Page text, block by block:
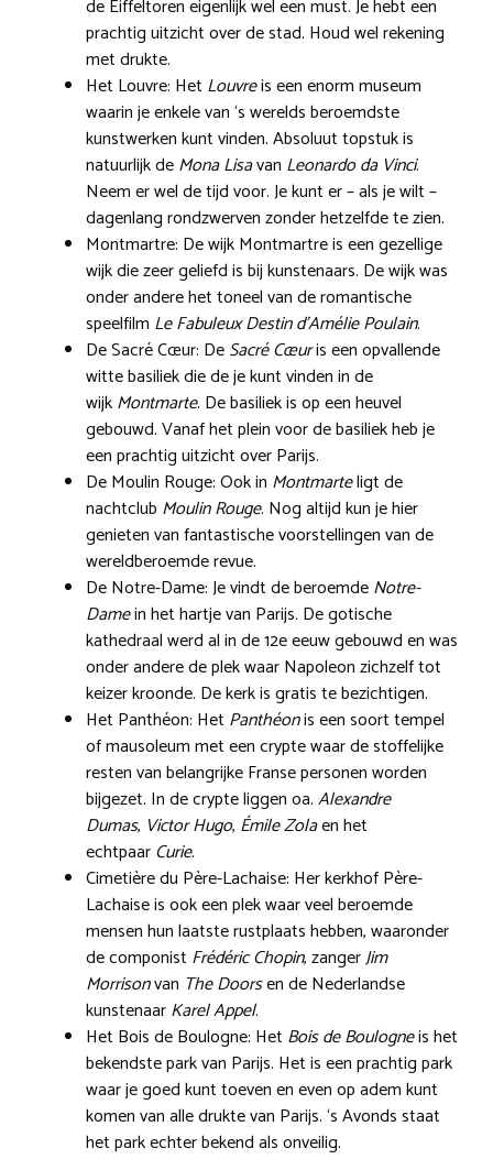
de Eiffeltoren eigenlijk wel een must. Je hebt een
prachtig uitzicht over de stad. Houd wel rekening
met drukte.
Het Louvre: Het Louvreis een enorm museum
waarin je enkele van ‘s werelds beroemdste
kunstwerken kunt vinden. Absoluut topstuk is
natuurlijk deMona Lisavan Leonardo da Vinci.
Neem er wel de tijd voor. Je kunt er – als je wilt –
dagenlang rondzwerven zonder hetzelfde te zien.
Montmartre: De wijk Montmartre is een gezellige
wijk die zeer geliefd is bij kunstenaars. De wijk was
onder andere het toneel van de romantische
speelfilm Le Fabuleux Destin d’Amélie Poulain.
De Sacré Cœur: DeSacré Cœuris een opvallende
witte basiliek die de je kunt vinden in de
wijkMontmarte. De basiliek is op een heuvel
gebouwd. Vanaf het plein voor de basiliek heb je
een prachtig uitzicht over Parijs.
De Moulin Rouge: Ook in Montmarteligt de
nachtclub Moulin Rouge. Nog altijd kun je hier
genieten van fantastische voorstellingen van de
wereldberoemde revue.
De Notre-Dame: Je vindt de beroemdeNotre-
Damein het hartje van Parijs. De gotische
kathedraal werd al in de 12e eeuw gebouwd en was
onder andere de plek waar Napoleon zichzelf tot
keizer kroonde. De kerk is gratis te bezichtigen.
Het Panthéon: Het Panthéonis een soort tempel
of mausoleum met een crypte waar de stoffelijke
resten van belangrijke Franse personen worden
bijgezet. In de crypte liggen oa.Alexandre
Dumas, Victor Hugo, Émile Zolaen het
echtpaarCurie.
Cimetière du Père-Lachaise: Her kerkhof Père-
Lachaise is ook een plek waar veel beroemde
mensen hun laatste rustplaats hebben, waaronder
de componist Frédéric Chopin, zangerJim
Morrisonvan The Doorsen de Nederlandse
kunstenaarKarel Appel.
Het Bois de Boulogne: Het Bois de Boulogneis het
bekendste park van Parijs. Het is een prachtig park
waar je goed kunt toeven en even op adem kunt
komen van alle drukte van Parijs. ‘s Avonds staat
het park echter bekend als onveilig.